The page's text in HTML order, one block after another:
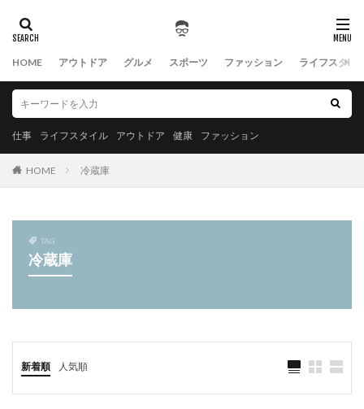
HOME アウトドア グルメ スポーツ ファッション ライフスタイ
仕事 ライフスタイル アウトドア 健康 ファッション
HOME 冷蔵庫
TAG
冷蔵庫
新着順 人気順